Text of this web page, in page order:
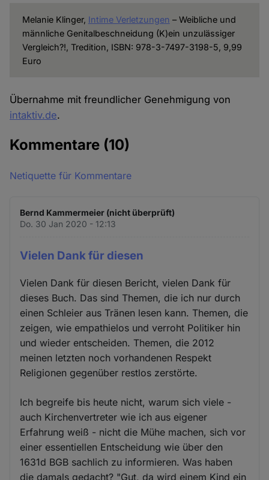
Melanie Klinger, Intime Verletzungen – Weibliche und
männliche Genitalbeschneidung (K)ein unzulässiger
Vergleich?!, Tredition, ISBN: 978-3-7497-3198-5, 9,99
Euro
Übernahme mit freundlicher Genehmigung von
intaktiv.de.
Kommentare (10)
Netiquette für Kommentare
Bernd Kammermeier (nicht überprüft)
Do. 30 Jan 2020 - 12:13
Vielen Dank für diesen
Vielen Dank für diesen Bericht, vielen Dank für
dieses Buch. Das sind Themen, die ich nur durch
einen Schleier aus Tränen lesen kann. Themen, die
zeigen, wie empathielos und verroht Politiker hin
und wieder entscheiden. Themen, die 2012
meinen letzten noch vorhandenen Respekt
Religionen gegenüber restlos zerstörte.
Ich begreife bis heute nicht, warum sich viele -
auch Kirchenvertreter wie ich aus eigener
Erfahrung weiß - nicht die Mühe machen, sich vor
einer essentiellen Entscheidung wie über den
1631d BGB sachlich zu informieren. Was haben
die damals gedacht? "Gut, da wird einem Kind ein